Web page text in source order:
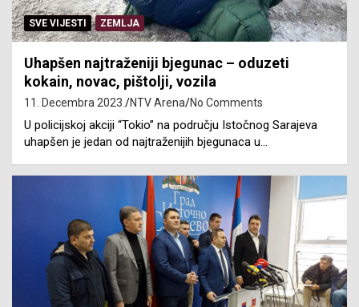
SVE VIJESTI ZEMLJA
Uhapšen najtraženiji bjegunac – oduzeti
kokain, novac, pištolji, vozila
11. Decembra 2023. NTV Arena No Comments
U policijskoj akciji “Tokio” na području Istočnog Sarajeva
uhapšen je jedan od najtraženijih bjegunaca u…